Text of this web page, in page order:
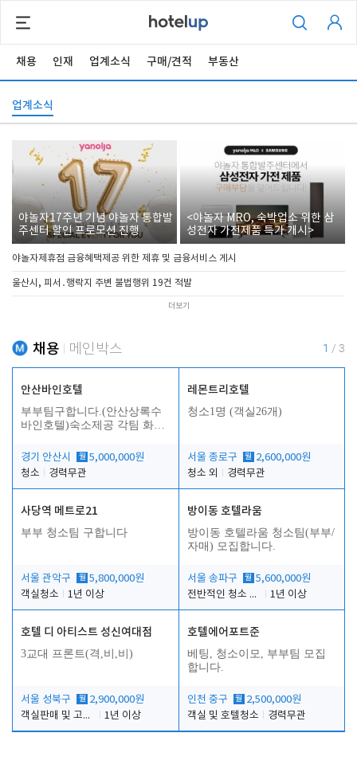
채용 인재 업계소식 구매/견적 부동산
업계소식
야놀자17주년 기념 야놀자 통합발
주센터 할인 프로모션 진행
<야놀자 MRO, 숙박업소 위한 삼
성전자 가전제품 특가 개시>
야놀자제휴점 금융혜택제공 위한 제휴 및 금융서비스 게시
울산시, 피서․행락지 주변 불법행위 19건 적발
더보기
채용 메인박스 1 / 3
안산바인호텔
부부팀구합니다.(안산상록수
바인호텔)숙소제공 각팀 화장
경기 안산시
월 5,000,000원
청소
경력무관
레몬트리호텔
청소1명 (객실26개)
서울 종로구 월 2,600,000원
청소 외
경력무관
사당역 메트로21
부부 청소팀 구합니다
서울 관악구 월 5,800,000원
객실청소
1년 이상
방이동 호텔라움
방이동 호텔라움 청소팀(부부/
자매) 모집합니다.
서울 송파구 월 5,600,000원
전반적인 청소 업무(객실청소.객실정리)
1년 이상
호텔 디 아티스트 성신여대점
3교대 프론트(격,비,비)
서울 성북구 월 2,900,000원
객실판매 및 고객응대
1년 이상
호텔에어포트준
베팅, 청소이모, 부부팀 모집
합니다.
인천 중구 월 2,500,000원
객실 및 호텔청소
경력무관